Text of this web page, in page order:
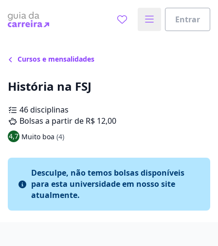
Entrar
Cursos e mensalidades
História na FSJ
46 disciplinas
Bolsas a partir de R$ 12,00
4,7 Muito boa (4)
Desculpe, não temos bolsas disponíveis
para esta universidade em nosso site
atualmente.